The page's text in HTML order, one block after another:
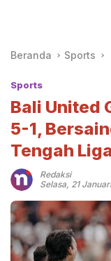
Beranda Sports
Sports
Bali United
5-1,
Tengah
Redaksi
Selasa, 21